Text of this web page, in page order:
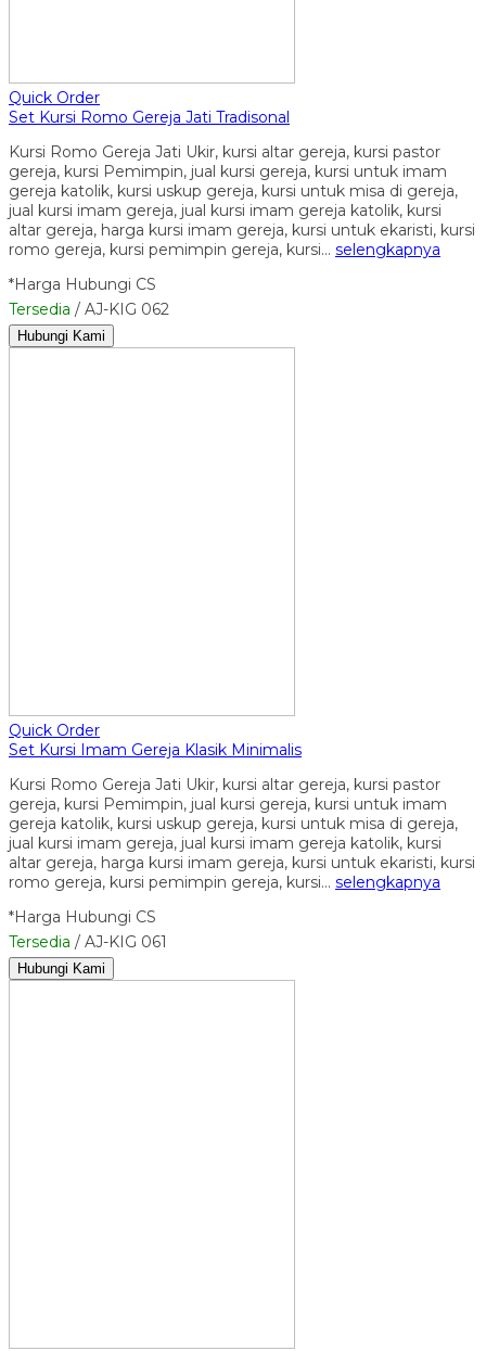
Quick Order
Set Kursi Romo Gereja Jati Tradisonal
Kursi Romo Gereja Jati Ukir, kursi altar gereja, kursi pastor
gereja, kursi Pemimpin, jual kursi gereja, kursi untuk imam
gereja katolik, kursi uskup gereja, kursi untuk misa di gereja,
jual kursi imam gereja, jual kursi imam gereja katolik, kursi
altar gereja, harga kursi imam gereja, kursi untuk ekaristi, kursi
romo gereja, kursi pemimpin gereja, kursi… selengkapnya
*Harga Hubungi CS
Tersedia / AJ-KIG 062
Hubungi Kami
Quick Order
Set Kursi Imam Gereja Klasik Minimalis
Kursi Romo Gereja Jati Ukir, kursi altar gereja, kursi pastor
gereja, kursi Pemimpin, jual kursi gereja, kursi untuk imam
gereja katolik, kursi uskup gereja, kursi untuk misa di gereja,
jual kursi imam gereja, jual kursi imam gereja katolik, kursi
altar gereja, harga kursi imam gereja, kursi untuk ekaristi, kursi
romo gereja, kursi pemimpin gereja, kursi… selengkapnya
*Harga Hubungi CS
Tersedia / AJ-KIG 061
Hubungi Kami